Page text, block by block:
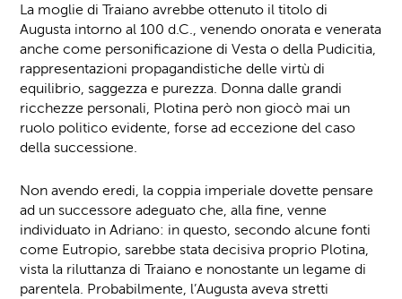
La moglie di Traiano avrebbe ottenuto il titolo di
Augusta intorno al 100 d.C., venendo onorata e venerata
anche come personificazione di Vesta o della Pudicitia,
rappresentazioni propagandistiche delle virtù di
equilibrio, saggezza e purezza. Donna dalle grandi
ricchezze personali, Plotina però non giocò mai un
ruolo politico evidente, forse ad eccezione del caso
della successione.
Non avendo eredi, la coppia imperiale dovette pensare
ad un successore adeguato che, alla fine, venne
individuato in Adriano: in questo, secondo alcune fonti
come Eutropio, sarebbe stata decisiva proprio Plotina,
vista la riluttanza di Traiano e nonostante un legame di
parentela. Probabilmente, l’Augusta aveva stretti